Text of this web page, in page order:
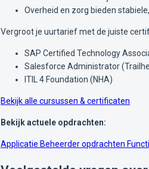
Overheid en zorg bieden
Vergroot je uurtarief met de juiste
SAP Certified Technology
Salesforce Administrator
ITIL 4 Foundation (NHA)
Bekijk alle cursussen & certificaten
Bekijk actuele opdrachten:
Applicatie Beheerder opdrachten